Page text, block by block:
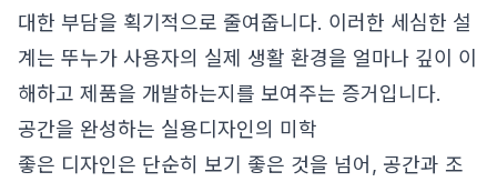
대한 부담을 획기적으로 줄여줍니다. 이러한 세심한 설
계는 뚜누가 사용자의 실제 생활 환경을 얼마나 깊이 이
해하고 제품을 개발하는지를 보여주는 증거입니다.
공간을 완성하는 실용디자인의 미학
좋은 디자인은 단순히 보기 좋은 것을 넘어, 공간과 조